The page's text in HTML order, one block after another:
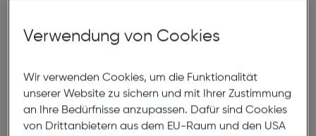
OM System Akku BLX-1
€ 89,00
in den Warenkorb
Verwendung von Cookies
Wir verwenden Cookies, um die Funktionalität
unserer Website zu sichern und mit Ihrer Zustimmung
an Ihre Bedürfnisse anzupassen. Dafür sind Cookies
von Drittanbietern aus dem EU-Raum und den USA